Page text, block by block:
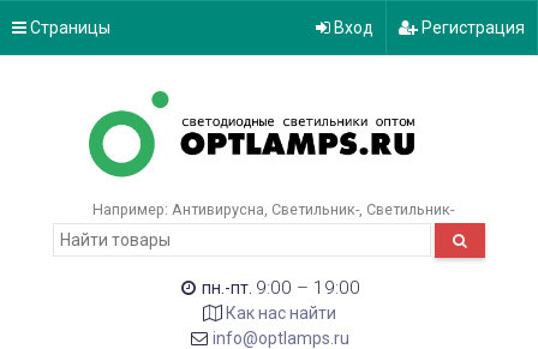
Страницы Вход Регистрация
Например: Антивирусна Светильник- Светильник-
пн.-пт. 9:00 – 19:00
Как нас найти
info@optlamps.ru